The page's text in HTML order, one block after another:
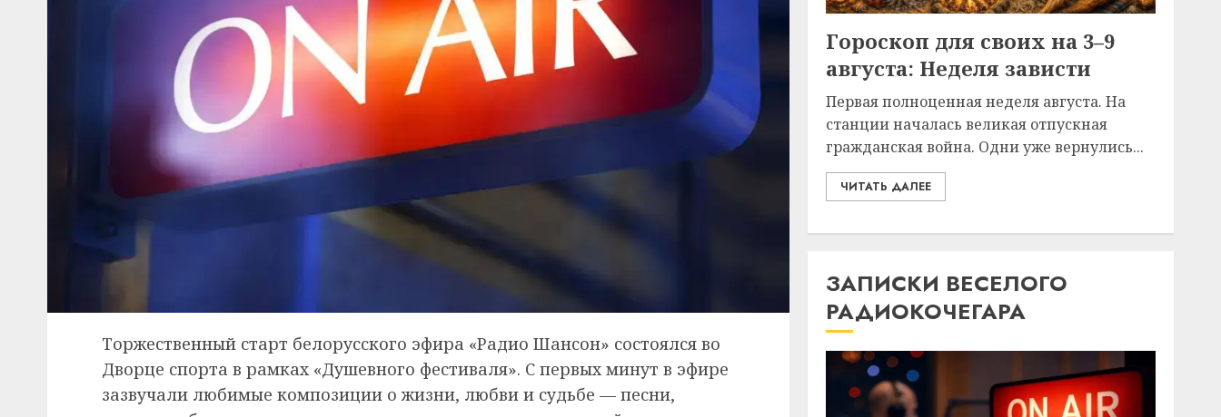
Торжественный старт белорусского эфира «Радио Шансон» состоялся во
Дворце спорта в рамках «Душевного фестиваля». С первых минут в эфире
зазвучали любимые композиции о жизни, любви и судьбе — песни,
Гороскоп для своих на 3–9
августа: Неделя зависти
Первая полноценная неделя августа. На
станции началась великая отпускная
гражданская война. Одни уже вернулись...
ЧИТАТЬ ДАЛЕЕ
ЗАПИСКИ ВЕСЕЛОГО
РАДИОКОЧЕГАРА